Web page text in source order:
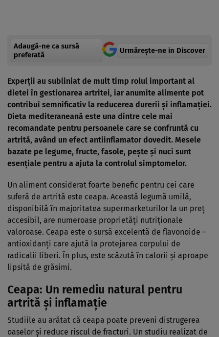
Adaugă-ne ca sursă
preferată
Urmărește-ne in Discover
Experții au subliniat de mult timp rolul important al
dietei în gestionarea artritei, iar anumite alimente pot
contribui semnificativ la reducerea durerii și inflamației.
Dieta mediteraneană este una dintre cele mai
recomandate pentru persoanele care se confruntă cu
artrită, având un efect antiinflamator dovedit. Mesele
bazate pe legume, fructe, fasole, pește și nuci sunt
esențiale pentru a ajuta la controlul simptomelor.
Un aliment considerat foarte benefic pentru cei care
suferă de artrită este ceapa. Această legumă umilă,
disponibilă în majoritatea supermarketurilor la un preț
accesibil, are numeroase proprietăți nutriționale
valoroase. Ceapa este o sursă excelentă de flavonoide –
antioxidanți care ajută la protejarea corpului de
radicalii liberi. În plus, este scăzută în calorii și aproape
lipsită de grăsimi.
Ceapa: Un remediu natural pentru
artrită și inflamație
Studiile au arătat că ceapa poate preveni distrugerea
oaselor și reduce riscul de fracturi. Un studiu realizat de